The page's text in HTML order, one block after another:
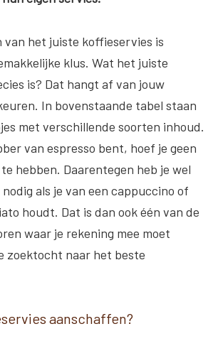
van het juiste koffieservies is
klus. Wat het juiste
is? Dat hangt af van jouw
In bovenstaande tabel staan
met verschillende soorten inhoud.
van espresso bent, hoef je geen
hebben. Daarentegen heb je wel
als je van een cappuccino of
houdt. Dat is dan ook één van de
waar je rekening mee moet
zoektocht naar het beste
aanschaffen?